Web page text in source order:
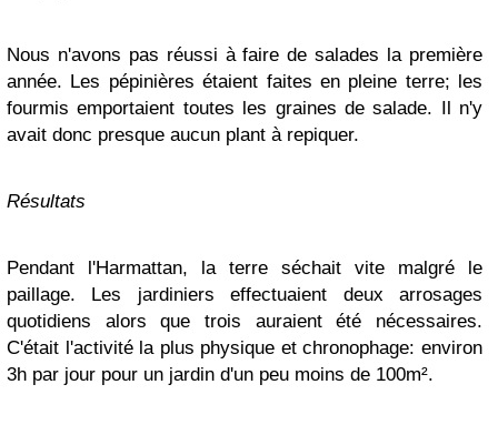
Nous n'avons pas réussi à faire de salades la première
année. Les pépinières étaient faites en pleine terre; les
fourmis emportaient toutes les graines de salade. Il n'y
avait donc presque aucun plant à repiquer.
Résultats
Pendant l'Harmattan, la terre séchait vite malgré le
paillage. Les jardiniers effectuaient deux arrosages
quotidiens alors que trois auraient été nécessaires.
C'était l'activité la plus physique et chronophage: environ
3h par jour pour un jardin d'un peu moins de 100m².